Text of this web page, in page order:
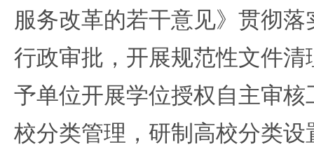
服务改革的若干意见》贯彻
行政审批，开展规范性文件
予单位开展学位授权自主审
校分类管理，研制高校分类